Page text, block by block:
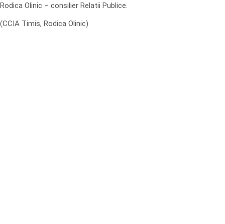
Rodica Olinic – consilier Relatii Publice.
(CCIA Timis, Rodica Olinic)